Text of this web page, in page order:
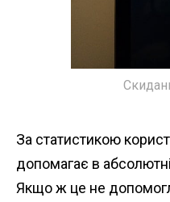
За статистикою
допомагає в
Якщо ж це не